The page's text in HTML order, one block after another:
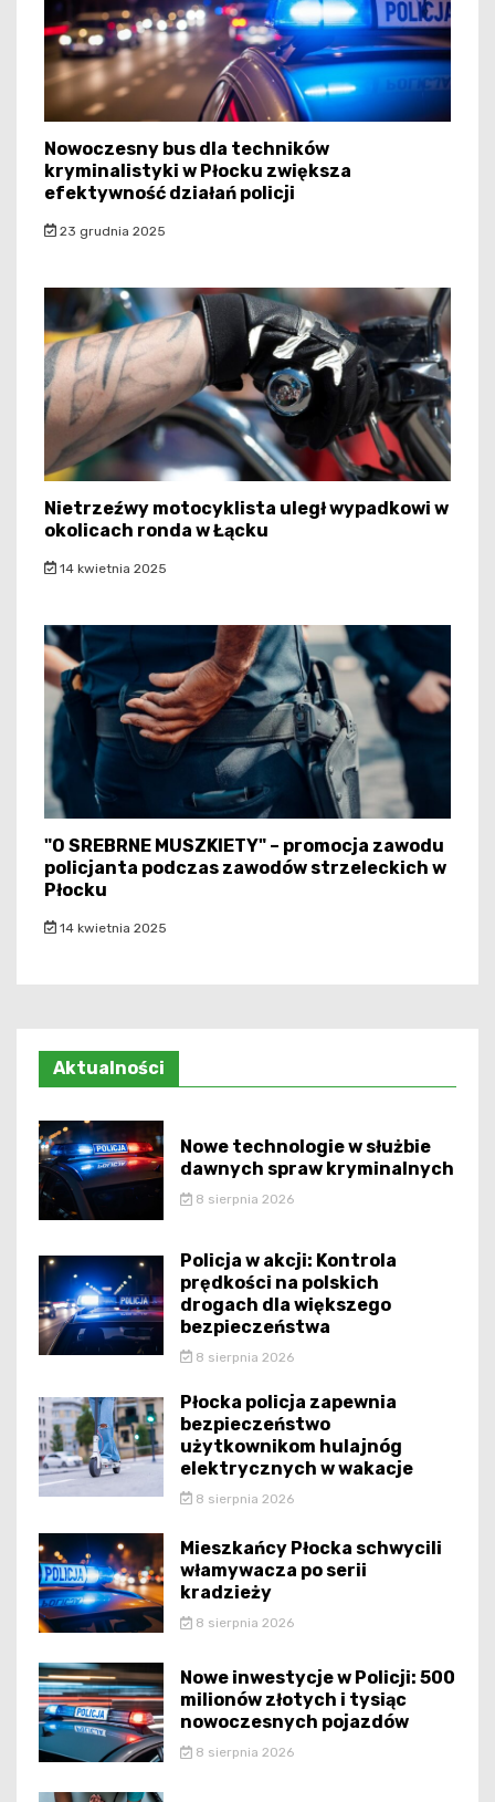
Nowoczesny bus dla techników
kryminalistyki w Płocku zwiększa
efektywność działań policji
23 grudnia 2025
Nietrzeźwy motocyklista uległ wypadkowi w
okolicach ronda w Łącku
14 kwietnia 2025
"O SREBRNE MUSZKIETY" – promocja zawodu
policjanta podczas zawodów strzeleckich w
Płocku
14 kwietnia 2025
Aktualności
Nowe technologie w służbie
dawnych spraw kryminalnych
8 sierpnia 2026
Policja w akcji: Kontrola
prędkości na polskich
drogach dla większego
bezpieczeństwa
8 sierpnia 2026
Płocka policja zapewnia
bezpieczeństwo
użytkownikom hulajnóg
elektrycznych w wakacje
8 sierpnia 2026
Mieszkańcy Płocka schwycili
włamywacza po serii
kradzieży
8 sierpnia 2026
Nowe inwestycje w Policji: 500
milionów złotych i tysiąc
nowoczesnych pojazdów
8 sierpnia 2026